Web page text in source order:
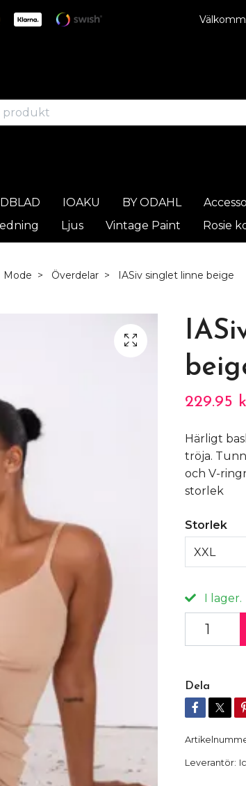
IOAKU BY ODAHL
Ljus Vintage Paint Rosie
Mode Överdelar IASiv singlet linne beige
229.95
Härligt
tröja.
och V-
storlek
Storlek
XXL
I lager.
Dela
Leverantör: